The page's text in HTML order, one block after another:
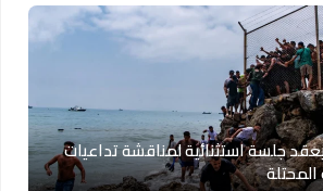
يعقد جلسة استثنائية لمناقشة تداعيات